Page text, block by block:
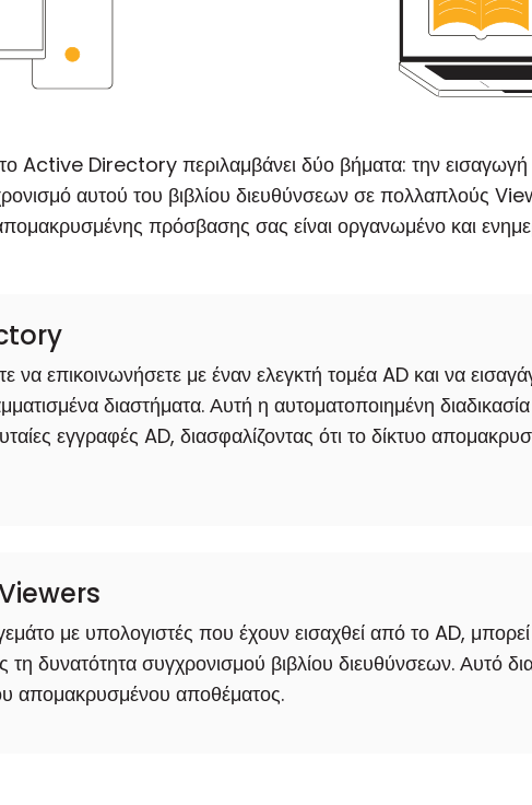
Directory περιλαμβάνει δύο βήματα: την εισαγωγή
αυτού του βιβλίου διευθύνσεων σε πολλαπλούς
πρόσβασης σας είναι οργανωμένο και
επικοινωνήσετε με έναν ελεγκτή τομέα AD και να
διαστήματα. Αυτή η αυτοματοποιημένη διαδικασία
εγγραφές AD, διασφαλίζοντας ότι το δίκτυο
με υπολογιστές που έχουν εισαχθεί από το AD,
δυνατότητα συγχρονισμού βιβλίου διευθύνσεων. Αυτό
απομακρυσμένου αποθέματος.